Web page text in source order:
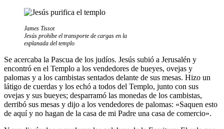
James Tissot
Jesús prohíbe el transporte de cargas en la
explanada del templo
Se acercaba la Pascua de los judíos. Jesús subió a Jerusalén y
encontró en el Templo a los vendedores de bueyes, ovejas y
palomas y a los cambistas sentados delante de sus mesas. Hizo un
látigo de cuerdas y los echó a todos del Templo, junto con sus
ovejas y sus bueyes; desparramó las monedas de los cambistas,
derribó sus mesas y dijo a los vendedores de palomas: «Saquen esto
de aquí y no hagan de la casa de mi Padre una casa de comercio».